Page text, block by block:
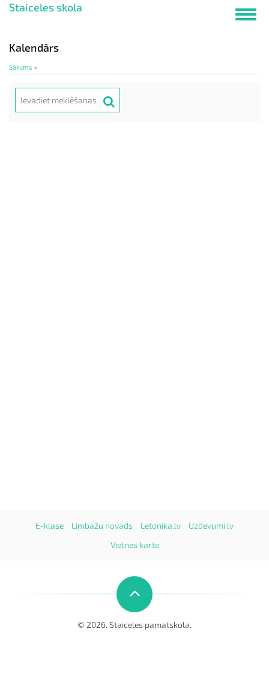
Pārlekt
saturu
Staiceles skola
Kalendārs
Sākums >
Search
E-klase Limbažu novads Letonika.lv
Uzdevumi.lv
Vietnes karte
© 2026. Staiceles pamatskola.